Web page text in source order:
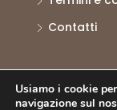
Contatti
©
Usiamo i cookie
navigazione sul